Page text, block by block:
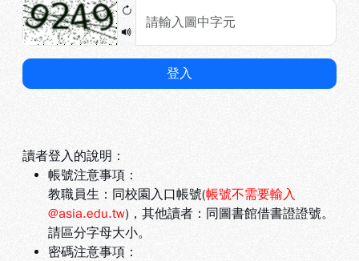
登入
讀者登入的說明：
帳號注意事項：
教職員生：同校園入口帳號(帳號不需要輸入
@asia.edu.tw)，其他讀者：同圖書館借書證證號。
請區分字母大小。
密碼注意事項：